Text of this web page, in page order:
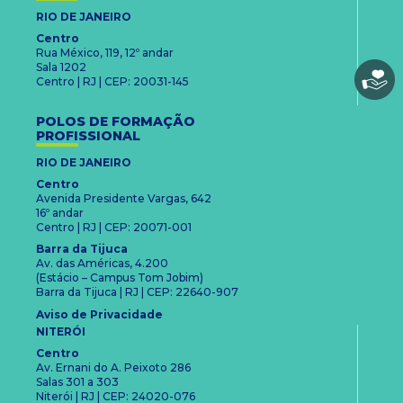
RIO DE JANEIRO
Centro
Rua México, 119, 12º andar
Sala 1202
Centro | RJ | CEP: 20031-145
POLOS DE FORMAÇÃO
PROFISSIONAL
RIO DE JANEIRO
Centro
Avenida Presidente Vargas, 642
16º andar
Centro | RJ | CEP: 20071-001
Barra da Tijuca
Av. das Américas, 4.200
(Estácio – Campus Tom Jobim)
Barra da Tijuca | RJ | CEP: 22640-907
Aviso de Privacidade
NITERÓI
Centro
Av. Ernani do A. Peixoto 286
Salas 301 a 303
Niterói | RJ | CEP: 24020-076